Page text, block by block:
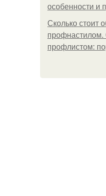
особенности и
Сколько стоит
профлистом: